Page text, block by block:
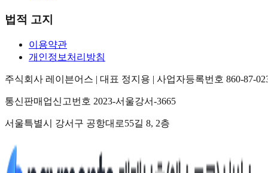
법적 고지
이용약관
개인정보처리방침
주식회사 레이븐어스 | 대표 정지용 | 사업자등록번호 860-87-
통신판매업신고번호 2023-서울강서-3665
서울특별시 강서구 공항대로55길 8, 2층